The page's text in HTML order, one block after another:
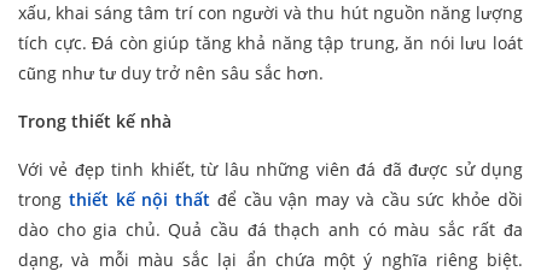
xấu, khai sáng tâm trí con người và thu hút nguồn năng lượng
tích cực. Đá còn giúp tăng khả năng tập trung, ăn nói lưu loát
cũng như tư duy trở nên sâu sắc hơn.
Trong thiết kế nhà
Với vẻ đẹp tinh khiết, từ lâu những viên đá đã được sử dụng
trong thiết kế nội thất để cầu vận may và cầu sức khỏe dồi
dào cho gia chủ. Quả cầu đá thạch anh có màu sắc rất đa
dạng, và mỗi màu sắc lại ẩn chứa một ý nghĩa riêng biệt.